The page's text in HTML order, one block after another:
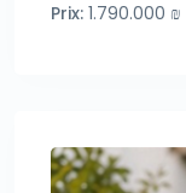
Prix: 1.790.000 ₪